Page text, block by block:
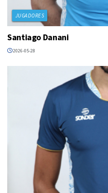
JUGADORES
Santiago Danani
2026-05-28